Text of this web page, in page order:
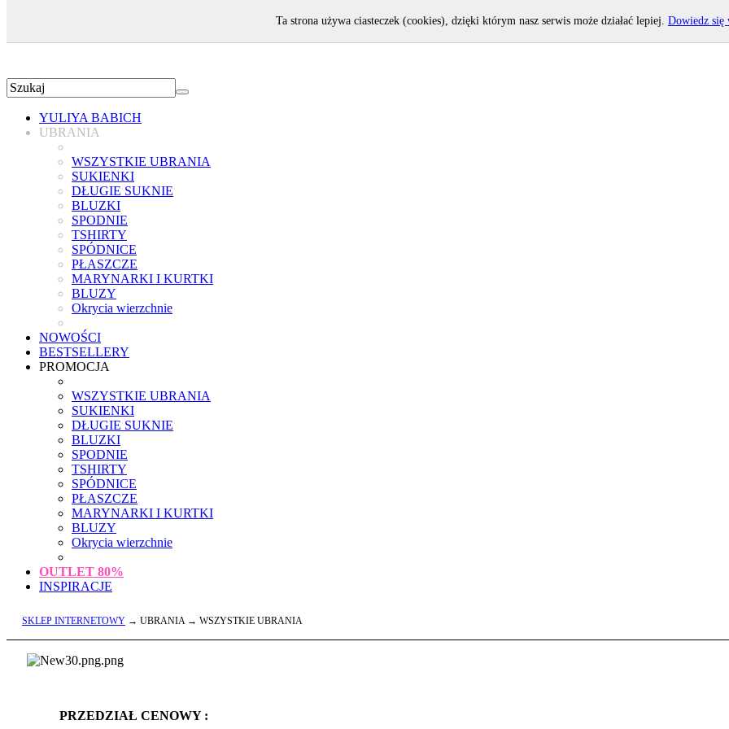
YULIYA BABICH
UBRANIA
WSZYSTKIE UBRANIA
SUKIENKI
DŁUGIE SUKNIE
BLUZKI
SPODNIE
TSHIRTY
SPÓDNICE
PŁASZCZE
MARYNARKI I KURTKI
BLUZY
Okrycia wierzchnie
NOWOŚCI
BESTSELLERY
PROMOCJA
WSZYSTKIE UBRANIA
SUKIENKI
DŁUGIE SUKNIE
BLUZKI
SPODNIE
TSHIRTY
SPÓDNICE
PŁASZCZE
MARYNARKI I KURTKI
BLUZY
Okrycia wierzchnie
OUTLET 80%
INSPIRACJE
SKLEP INTERNETOWY → UBRANIA → WSZYSTKIE UBRANIA
PRZEDZIAŁ CENOWY :
Ta strona używa ciasteczek (cookies), dzięki którym nasz serwis może działać lepiej. Dowiedz się